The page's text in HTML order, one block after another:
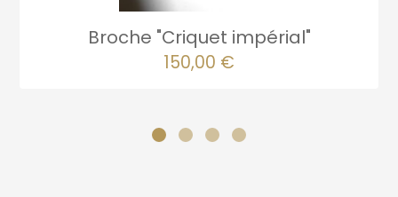
Broche "Criquet impérial"
150,00 €